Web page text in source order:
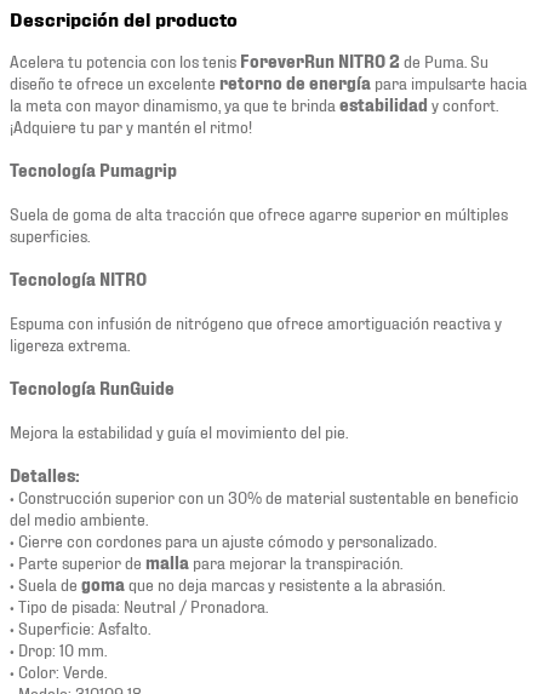
Descripción del producto
Acelera tu potencia con los tenis ForeverRun NITRO 2 de Puma. Su
diseño te ofrece un excelente retorno de energía para impulsarte hacia
la meta con mayor dinamismo, ya que te brinda estabilidad y confort.
¡Adquiere tu par y mantén el ritmo!
Tecnología Pumagrip
Suela de goma de alta tracción que ofrece agarre superior en múltiples
superficies.
Tecnología NITRO
Espuma con infusión de nitrógeno que ofrece amortiguación reactiva y
ligereza extrema.
Tecnología RunGuide
Mejora la estabilidad y guía el movimiento del pie.
Detalles:
• Construcción superior con un 30% de material sustentable en beneficio
del medio ambiente.
• Cierre con cordones para un ajuste cómodo y personalizado.
• Parte superior de malla para mejorar la transpiración.
• Suela de goma que no deja marcas y resistente a la abrasión.
• Tipo de pisada: Neutral / Pronadora.
• Superficie: Asfalto.
• Drop: 10 mm.
• Color: Verde.